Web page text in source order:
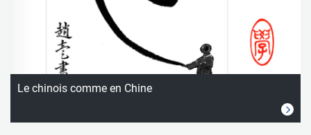
Le chinois comme en Chine